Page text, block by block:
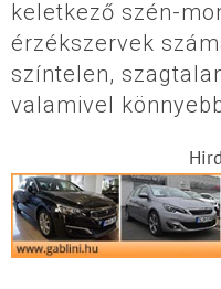
keletkező szén-
érzékszervek
színtelen,
valamivel